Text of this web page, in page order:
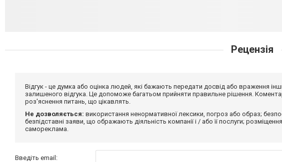
Рецензія
Відгук - це думка або оцінка людей, які бажають передати досвід або враження
залишеного відгука. Це допоможе багатьом прийняти правильне рішення.
роз'яснення питань, що цікавлять.
Не дозволяється: використання ненормативної лексики, погроз або образ;
безпідставні заяви, що ображають діяльність компанії і / або її послуги;
самореклама.
Введіть email: